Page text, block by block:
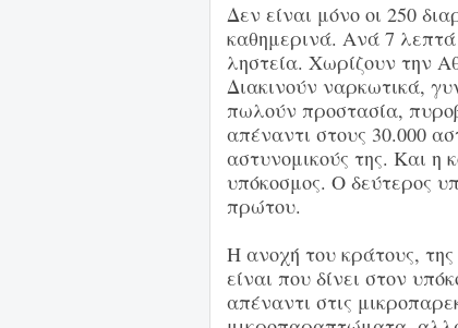
Δεν είναι μόνο οι 250
καθημερινά. Ανά 7
ληστεία. Χωρίζουν την
Διακινούν ναρκωτικά,
πωλούν προστασία,
απέναντι στους 30.000
αστυνομικούς της. Και η
υπόκοσμος. Ο δεύτερος
πρώτου.
Η ανοχή του κράτους,
είναι που δίνει στον
απέναντι στις